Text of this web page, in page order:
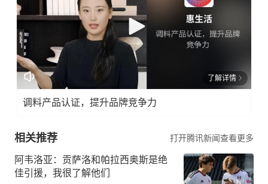
了解详情
调料产品认证，提升品牌竞争力
相关推荐 打开腾讯新闻查看更多
阿韦洛亚：贡萨洛和帕拉西奥斯是绝
佳引援，我很了解他们